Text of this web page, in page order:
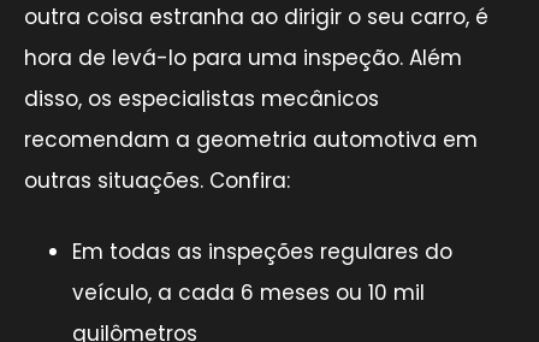
outra coisa estranha ao dirigir o seu carro, é
hora de levá-lo para uma inspeção. Além
disso, os especialistas mecânicos
recomendam a geometria automotiva em
outras situações. Confira:
Em todas as inspeções regulares do
veículo, a cada 6 meses ou 10 mil
quilômetros